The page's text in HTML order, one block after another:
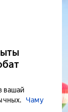
вашай
Чаму